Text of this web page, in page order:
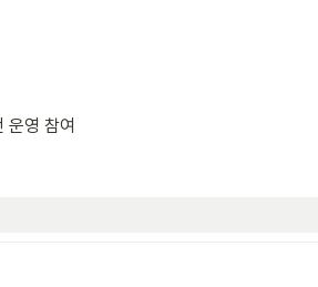
영 참여